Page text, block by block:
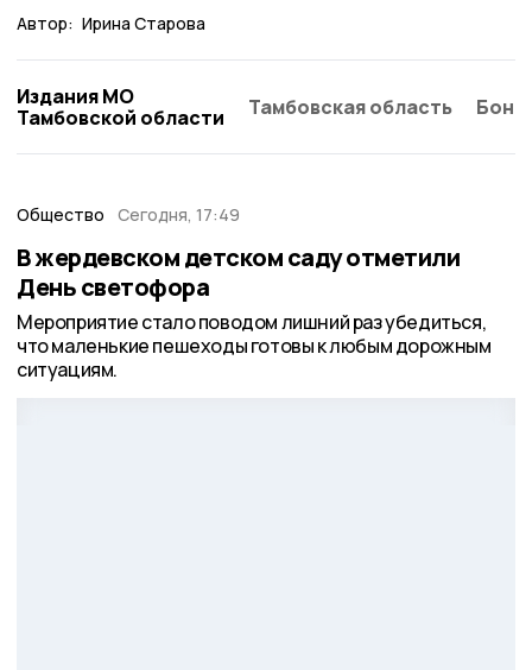
Автор: Ирина Старова
Издания МО
Тамбовской области
Тамбовская область
Общество Сегодня, 17:49
В жердевском детском саду отметили
День светофора
Мероприятие стало поводом лишний раз убедиться,
что маленькие пешеходы готовы к любым дорожным
ситуациям.